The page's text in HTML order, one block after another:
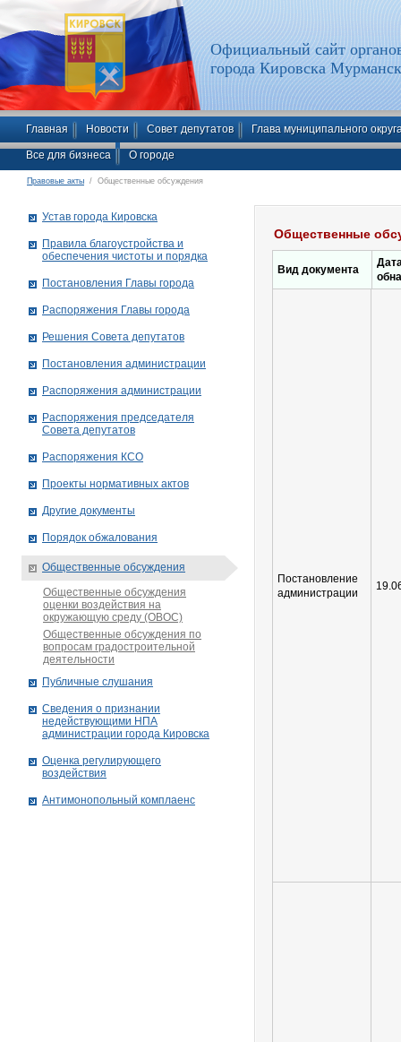
Официальный сайт
города Кировска
Главная Новости Совет депутатов Глава муниципального
Все для бизнеса О городе
Правовые акты / Общественные обсуждения
Общественные
Вид документа
Постановление
администрации
Устав города Кировска
Правила благоустройства и
обеспечения чистоты и порядка
Постановления Главы города
Распоряжения Главы города
Решения Совета депутатов
Постановления администрации
Распоряжения администрации
Распоряжения председателя
Совета депутатов
Распоряжения КСО
Проекты нормативных актов
Другие документы
Порядок обжалования
Общественные обсуждения
Общественные обсуждения
оценки воздействия на
окружающую среду (ОВОС)
Общественные обсуждения по
вопросам градостроительной
деятельности
Публичные слушания
Сведения о признании
недействующими НПА
администрации города Кировскa
Оценка регулирующего
воздействия
Антимонопольный комплаенс